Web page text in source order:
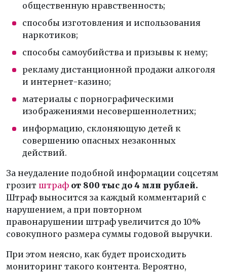
общественную нравственность;
способы изготовления и использования
наркотиков;
способы самоубийства и призывы к нему;
рекламу дистанционной продажи алкоголя
и интернет-казино;
материалы с порнографическими
изображениями несовершеннолетних;
информацию, склоняющую детей к
совершению опасных незаконных
действий.
За неудаление подобной информации соцсетям
грозит штраф от 800 тыс до 4 млн рублей.
Штраф выносится за каждый комментарий с
нарушением, а при повторном
правонарушении штраф увеличится до 10%
совокупного размера суммы годовой выручки.
При этом неясно, как будет происходить
мониторинг такого контента. Вероятно,